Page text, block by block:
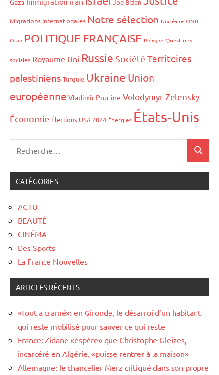
Gaza Joe Biden
Migrations Internationales Notre sélection Nucléaire ONU
Otan POLITIQUE FRANÇAISE Pologne Questions
sociales Royaume-Uni Russie Société Territoires
palestiniens Turquie Ukraine Union
européenne Vladimir Poutine Volodymyr Zelensky
Économie Élections USA 2024 Énergies États-Unis
CATÉGORIES
ACTU
BEAUTÉ
CINÉMA
Des Sports
La France Nouvelles
ARTICLES RÉCENTS
«Tout a cramé»: en Gironde, le désarroi d’un habitant
qui reste mobilisé pour sauver ce qui reste
France: Zidane «espère» que Christophe Gleizes,
incarcéré en Algérie, «puisse rentrer à la maison»
Allemagne: le chancelier Merz critiqué dans son propre